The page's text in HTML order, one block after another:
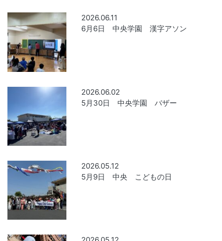
2026.06.11
6月6日 中央学園 漢字アソン
2026.06.02
5月30日 中央学園 バザー
2026.05.12
5月9日 中央 こどもの日